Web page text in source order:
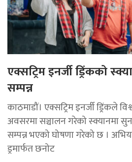
एक्सट्रिम इनर्जी ड्रिंकको
सम्पन्न
काठमाडौं। एक्सट्रिम इनर्जी ड्रिंकले
अवसरमा सञ्चालन गरेको स्क्यानमा
सम्पन्न भएको घोषणा गरेको छ ।
ड्रमार्फत छनोट